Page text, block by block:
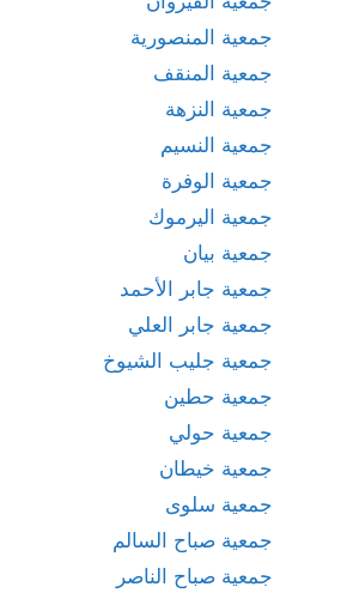
جمعية المنصورية
جمعية المنقف
جمعية النزهة
جمعية النسيم
جمعية الوفرة
جمعية اليرموك
جمعية بيان
جمعية جابر الأحمد
جمعية جابر العلي
جمعية جليب الشيوخ
جمعية حطين
جمعية حولي
جمعية خيطان
جمعية سلوى
جمعية صباح السالم
جمعية صباح الناصر